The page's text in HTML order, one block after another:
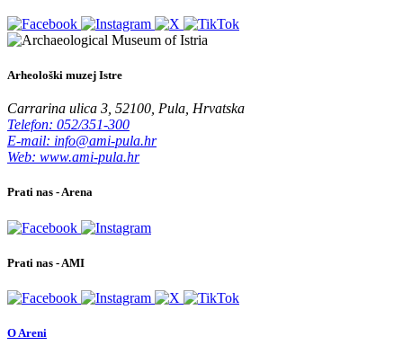
Arheološki muzej Istre
Carrarina ulica 3, 52100, Pula, Hrvatska
Telefon: 052/351-300
E-mail: info@ami-pula.hr
Web: www.ami-pula.hr
Prati nas - Arena
Prati nas - AMI
O Areni